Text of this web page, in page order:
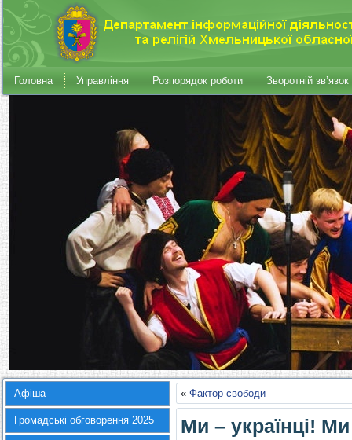
Головна Управління Розпорядок роботи Зворотній зв’язок
Афіша
Громадські обговорення 2025
« Фактор свободи
Ми – українці! Ми